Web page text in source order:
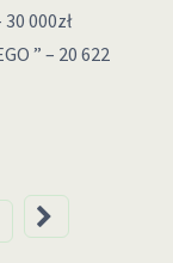
000zł
” – 20 622